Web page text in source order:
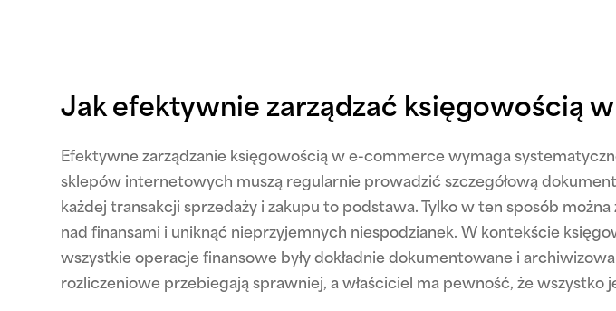
Jak efektywnie zarządzać księgowością
Efektywne zarządzanie księgowością w e-commerce wymaga
sklepów internetowych muszą regularnie prowadzić szczegółową
każdej transakcji sprzedaży i zakupu to podstawa. Tylko w ten sposób
nad finansami i uniknąć nieprzyjemnych niespodzianek. W kontekście
wszystkie operacje finansowe były dokładnie dokumentowane i
rozliczeniowe przebiegają sprawniej, a właściciel ma pewność, że wszystko